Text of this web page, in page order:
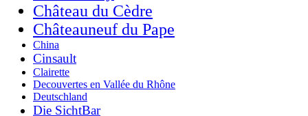
Château du Cèdre
Châteauneuf du Pape
China
Cinsault
Clairette
Decouvertes en Vallée du Rhône
Deutschland
Die SichtBar